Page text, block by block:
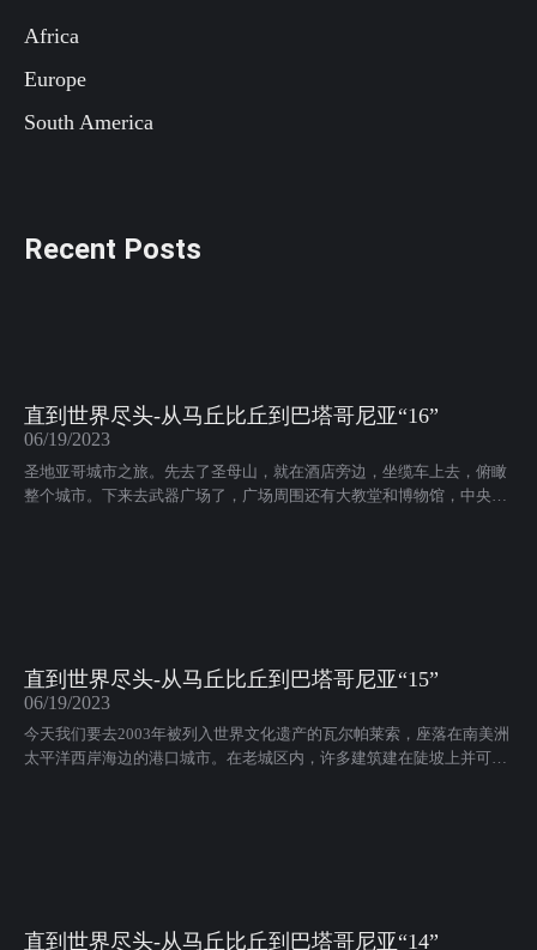
Africa
Europe
South America
Recent Posts
直到世界尽头-从马丘比丘到巴塔哥尼亚“16”
06/19/2023
圣地亚哥城市之旅。先去了圣母山，就在酒店旁边，坐缆车上去，俯瞰
整个城市。下来去武器广场了，广场周围还有大教堂和博物馆，中央市
直到世界尽头-从马丘比丘到巴塔哥尼亚“15”
06/19/2023
今天我们要去2003年被列入世界文化遗产的瓦尔帕莱索，座落在南美洲
太平洋西岸海边的港口城市。在老城区内，许多建筑建在陡坡上并可直
直到世界尽头-从马丘比丘到巴塔哥尼亚“14”